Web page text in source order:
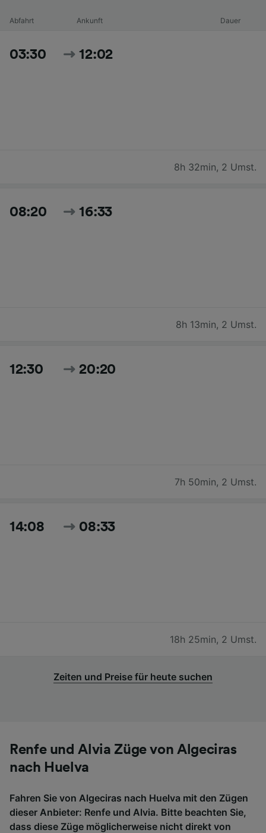
Abfahrt Ankunft Dauer
03:30 12:02
8h 32min, 2 Umst.
08:20 16:33
8h 13min, 2 Umst.
12:30 20:20
7h 50min, 2 Umst.
14:08 08:33
18h 25min, 2 Umst.
Zeiten und Preise für heute suchen
Renfe und Alvia Züge von Algeciras
nach Huelva
Fahren Sie von Algeciras nach Huelva mit den Zügen
dieser Anbieter: Renfe und Alvia. Bitte beachten Sie,
dass diese Züge möglicherweise nicht direkt von